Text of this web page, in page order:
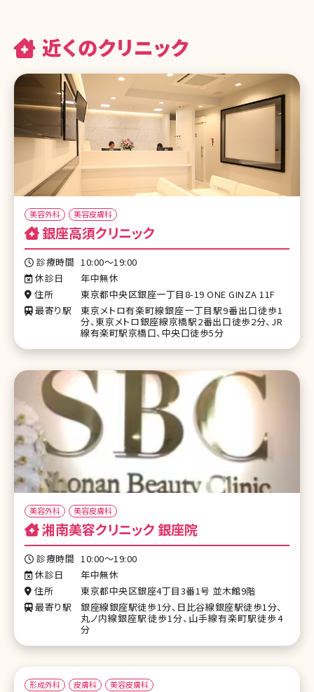
近くのクリニック
美容外科 美容皮膚科
銀座高須クリニック
診療時間 10:00〜19:00
休診日
年中無休
住所
東京都中央区銀座一丁目8-19 ONE GINZA 11F
最寄り駅
東京メトロ有楽町線銀座一丁目駅9番出口徒歩1
分、東京メトロ銀座線京橋駅2番出口徒歩2分、JR
線有楽町駅京橋口、中央口徒歩5分
美容外科 美容皮膚科
湘南美容クリニック 銀座院
診療時間 10:00～19:00
休診日
年中無休
住所
東京都中央区銀座4丁目3番1号 並木館9階
最寄り駅
銀座線銀座駅徒歩1分、日比谷線銀座駅徒歩1分、
丸ノ内線銀座駅徒歩1分、山手線有楽町駅徒歩4
分
形成外科 皮膚科 美容皮膚科